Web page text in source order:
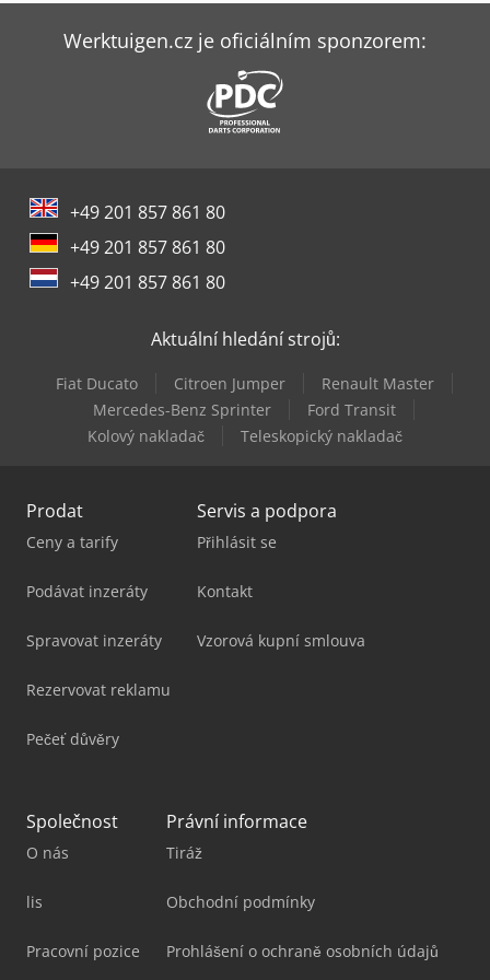
Scm Nova F 520
Scm Nova Si 400Ep
Scm Nova Si X
Scm Profiset 40
Scm Startech Cn V
Scm Stefani Kd
Werktuigen.cz je oficiálním sponzorem:
+49 201 857 861 80
+49 201 857 861 80
+49 201 857 861 80
Aktuální hledání strojů:
Fiat Ducato Citroen Jumper
Renault Master
Mercedes-Benz Sprinter
Ford Transit
Kolový nakladač
Teleskopický nakladač
Prodat
Ceny a tarify
Podávat inzeráty
Spravovat inzeráty
Rezervovat reklamu
Pečeť důvěry
Servis a podpora
Přihlásit se
Kontakt
Vzorová kupní smlouva
Společnost
O nás
lis
Pracovní pozice
Právní informace
Tiráž
Obchodní podmínky
Prohlášení o ochraně osobních údajů